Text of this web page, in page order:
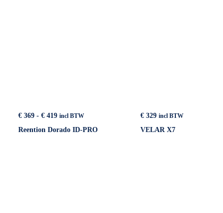
€ 369 - € 419Prijsklasse:
tot
incl BTW
Reention Dorado ID-PRO
€329 incl BTW
VELAR X7